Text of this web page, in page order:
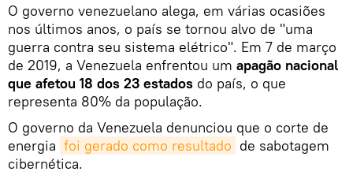
O governo venezuelano alega, em várias ocasiões
nos últimos anos, o país se tornou alvo de "uma
guerra contra seu sistema elétrico". Em 7 de março
de 2019, a Venezuela enfrentou um apagão nacional
que afetou 18 dos 23 estados do país, o que
representa 80% da população.
O governo da Venezuela denunciou que o corte de
energia foi gerado como resultado de sabotagem
cibernética.